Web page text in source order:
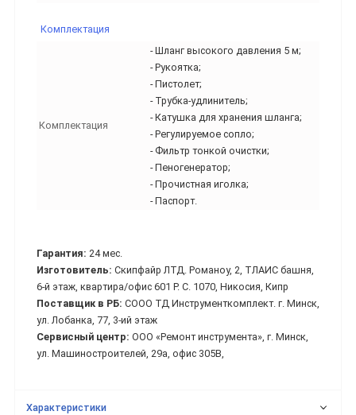
Комплектация
Комплектация
- Шланг высокого давления 5 м;
- Рукоятка;
- Пистолет;
- Трубка-удлинитель;
- Катушка для хранения шланга;
- Регулируемое сопло;
- Фильтр тонкой очистки;
- Пеногенератор;
- Прочистная иголка;
- Паспорт.
Гарантия: 24 мес.
Изготовитель: Скипфайр ЛТД. Романоу, 2, ТЛАИС башня,
6-й этаж, квартира/офис 601 Р. С. 1070, Никосия, Кипр
Поставщик в РБ: СООО ТД Инструменткомплект. г. Минск,
ул. Лобанка, 77, 3-ий этаж
Сервисный центр: ООО «Ремонт инструмента», г. Минск,
ул. Машиностроителей, 29а, офис 305В,
Характеристики